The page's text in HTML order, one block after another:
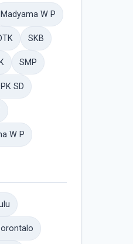
Madyama W P
SKB
SMP
SD
W P